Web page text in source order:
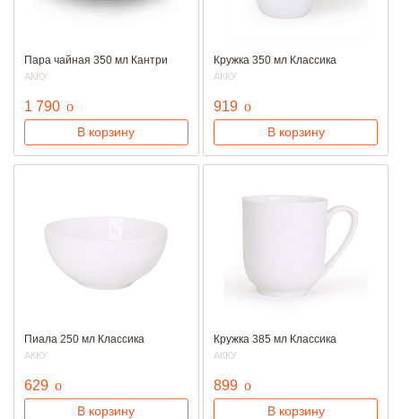
Пара чайная 350 мл Кантри
АККУ
1 790 руб.
o
В корзину
Кружка 350 мл Классика
АККУ
919 руб.
o
В корзину
Пиала 250 мл Классика
АККУ
629 руб.
o
В корзину
Кружка 385 мл Классика
АККУ
899 руб.
o
В корзину